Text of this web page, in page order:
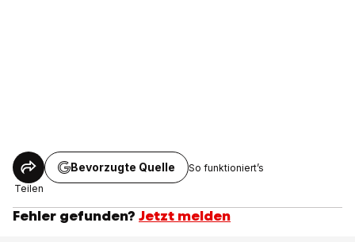
Teilen
Bevorzugte Quelle So funktioniert’s
Fehler gefunden? Jetzt melden